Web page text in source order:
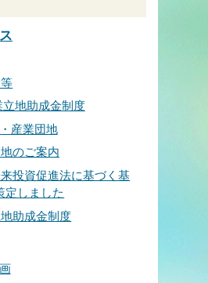
立地助成金制度
産業団地
のご案内
投資促進法に基づく基
定しました
助成金制度